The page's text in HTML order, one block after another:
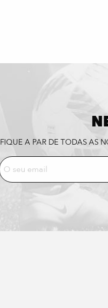
FIQUE A PAR DE TODAS AS